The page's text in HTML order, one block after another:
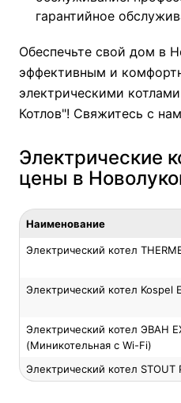
гарантийное
Обеспечьте свой дом в
эффективным и
электрическими
Котлов"! Свяжитесь с
Электрические
цены в
Наименование
Электрический котел
Электрический котел Kospel
Электрический котел ЭВАН
(Миникотельная с Wi-Fi)
Электрический котел STOUT